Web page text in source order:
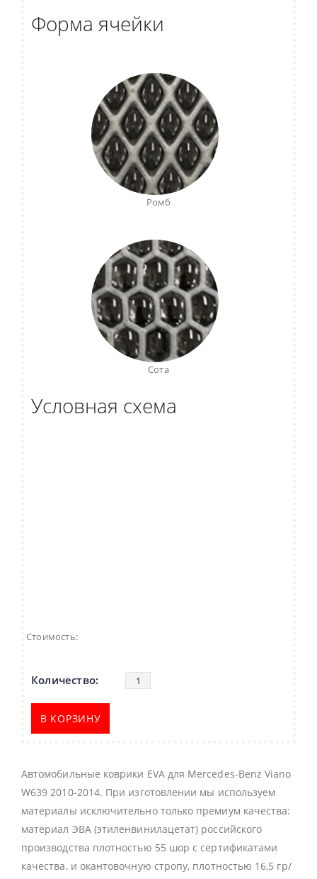
Форма ячейки
Ромб
Сота
Условная схема
Стоимость:
В КОРЗИНУ
Автомобильные коврики EVA для Mercedes-Benz Viano
W639 2010-2014. При изготовлении мы используем
материалы исключительно только премиум качества:
материал ЭВА (этиленвинилацетат) российского
производства плотностью 55 шор с сертификатами
качества, и окантовочную стропу, плотностью 16,5 гр/